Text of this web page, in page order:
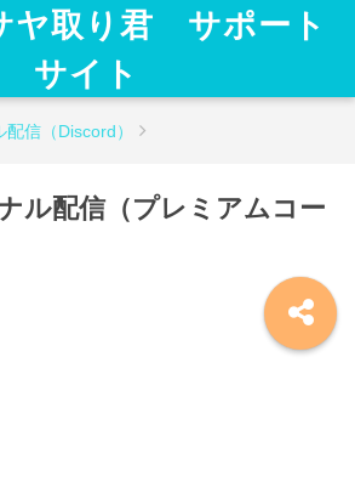
ヤ取り君 サポート
サイト
信（Discord）
ル配信（プレミアムコー